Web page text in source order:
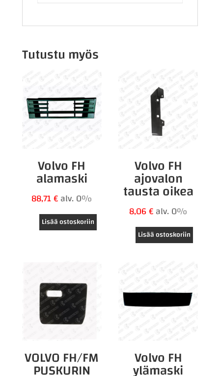
Tutustu myös
Volvo FH
alamaski
88,71€alv. 0%
Lisää ostoskoriin
Volvo FH
ajovalon
tausta oikea
8,06€alv. 0%
Lisää ostoskoriin
VOLVO FH/FM
PUSKURIN
Volvo FH
ylämaski